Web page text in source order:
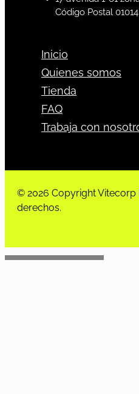
Código Postal 01014
Inicio
Quienes somos
Tienda
FAQ
Trabaja con
© 2026 Copyright Vitecorp
derechos.